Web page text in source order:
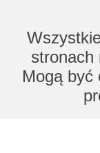
stronach
Mogą być